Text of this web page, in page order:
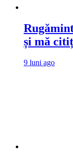
și mă
9 luni ago